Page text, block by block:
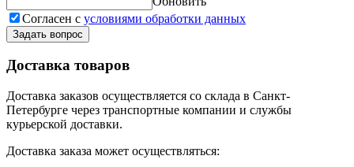
Согласен с условиями обработки данных
Задать вопрос
Доставка товаров
Доставка заказов осуществляется со склада в Санкт-
Петербурге через транспортные компании и службы
курьерской доставки.
Доставка заказа может осуществляться: